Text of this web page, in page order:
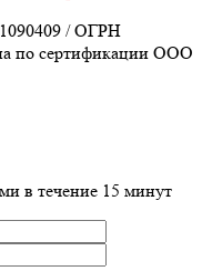
/ ОГРН
по сертификации ООО
в течение 15 минут